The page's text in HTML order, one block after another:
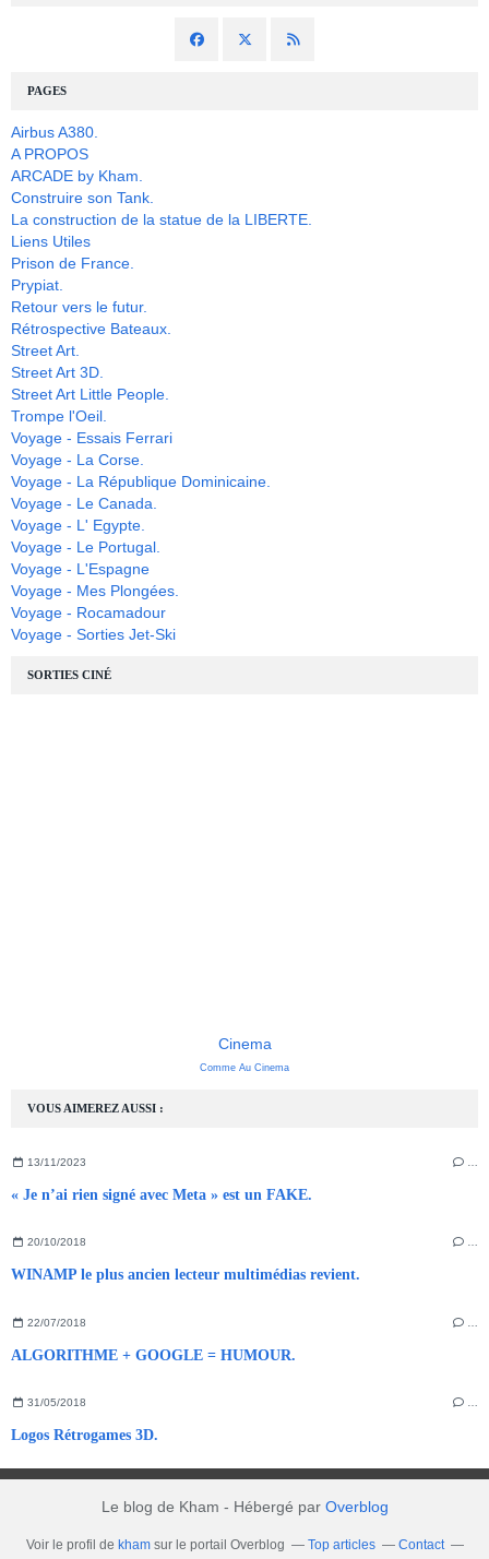
VOUS AIMEREZ AUSSI :
13/11/2023
« Je n’ai rien signé avec Meta » est un FAKE.
20/10/2018
WINAMP le plus ancien lecteur multimédias revient.
22/07/2018
ALGORITHME + GOOGLE = HUMOUR.
31/05/2018 …
Logos Rétrogames 3D.
PAGES
Airbus A380.
A PROPOS
ARCADE by Kham.
Construire son Tank.
La construction de la statue de la LIBERTE.
Liens Utiles
Prison de France.
Prypiat.
Retour vers le futur.
Rétrospective Bateaux.
Street Art.
Street Art 3D.
Street Art Little People.
Trompe l'Oeil.
Voyage - Essais Ferrari
Voyage - La Corse.
Voyage - La République Dominicaine.
Voyage - Le Canada.
Voyage - L' Egypte.
Voyage - Le Portugal.
Voyage - L'Espagne
Voyage - Mes Plongées.
Voyage - Rocamadour
Voyage - Sorties Jet-Ski
SORTIES CINÉ
Cinema
Comme Au Cinema
Le blog de Kham - Hébergé par Overblog
Voir le profil de khamsur le portail Overblog Top articles Contact